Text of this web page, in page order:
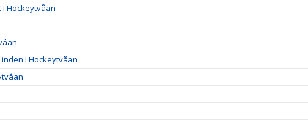
i Hockeytvåan
i Hockeytvåan